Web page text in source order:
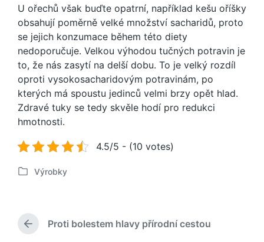
U ořechů však buďte opatrní, například kešu oříšky
obsahují poměrně velké množství sacharidů, proto
se jejich konzumace během této diety
nedoporučuje. Velkou výhodou tučných potravin je
to, že nás zasytí na delší dobu. To je velký rozdíl
oproti vysokosacharidovým potravinám, po
kterých má spoustu jedinců velmi brzy opět hlad.
Zdravé tuky se tedy skvěle hodí pro redukci
hmotnosti.
4.5/5 - (10 votes)
P
i
Výrobky
P
Proti bolestem hlavy přírodní cestou